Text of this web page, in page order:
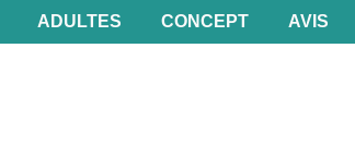
ADULTES CONCEPT AVIS